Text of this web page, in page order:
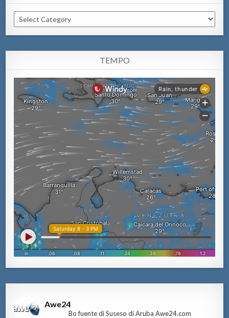
Categorianan
TEMPO
Awe24
Bo fuente di Suseso di Aruba Awe24.com